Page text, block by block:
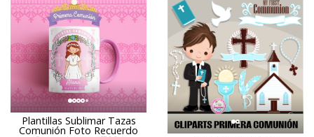
Plantillas Sublimar Tazas
Comunión Foto Recuerdo